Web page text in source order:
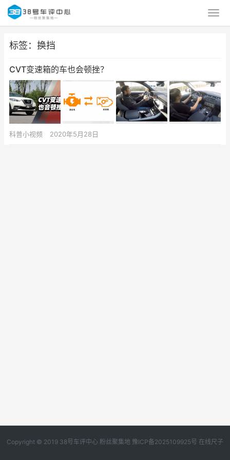
标签：换挡
CVT变速箱的车也会顿挫？
科普小视频 2020年5月28日
Copyright © 2019 38号车评中心 粉丝聚集地 豫ICP备2025109925号 在线尺子